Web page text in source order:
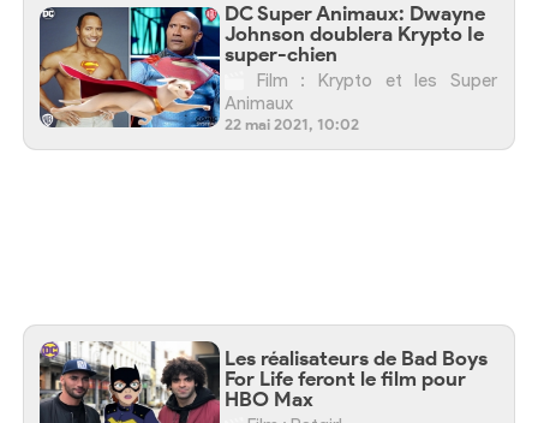
DC Super Animaux: Dwayne
Johnson doublera Krypto Ie
super-chien
Film : Krypto et les Super
Animaux
22 mai 2021, 10:02
Les réalisateurs de Bad Boys
For Life feront le film pour
HBO Max